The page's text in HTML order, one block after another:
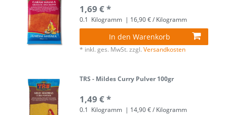
1,69 € *
0.1 Kilogramm | 16,90 € / Kilogramm
In den Warenkorb
* inkl. ges. MwSt. zzgl.Versandkosten
TRS - Mildes Curry Pulver 100gr
1,49 € *
0.1 Kilogramm | 14,90 € / Kilogramm